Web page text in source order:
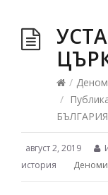
/
/
БЪЛГАРИЯ
август 2, 2019
история